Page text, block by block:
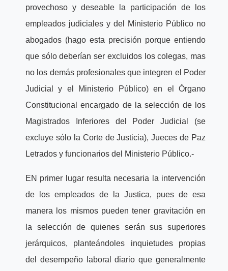
provechoso y deseable la participación de los
empleados judiciales y del Ministerio Público no
abogados (hago esta precisión porque entiendo
que sólo deberían ser excluidos los colegas, mas
no los demás profesionales que integren el Poder
Judicial y el Ministerio Público) en el Órgano
Constitucional encargado de la selección de los
Magistrados Inferiores del Poder Judicial (se
excluye sólo la Corte de Justicia), Jueces de Paz
Letrados y funcionarios del Ministerio Público.-
EN primer lugar resulta necesaria la intervención
de los empleados de la Justica, pues de esa
manera los mismos pueden tener gravitación en
la selección de quienes serán sus superiores
jerárquicos, planteándoles inquietudes propias
del desempeño laboral diario que generalmente